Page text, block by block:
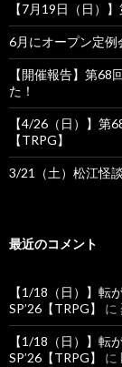
【7月19日（日）
6月にオープン定例
【開催報告】第68
た！
【4/26（日）】第
【TRPG】
3/21（土）松江怪
最近のコメント
【1/18（日）】転
SP’26【TRPG】
に
【1/18（日）】転
SP’26【TRPG】
に